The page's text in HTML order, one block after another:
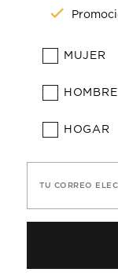
MUJER
HOMBRE
HOGAR
TU CORREO